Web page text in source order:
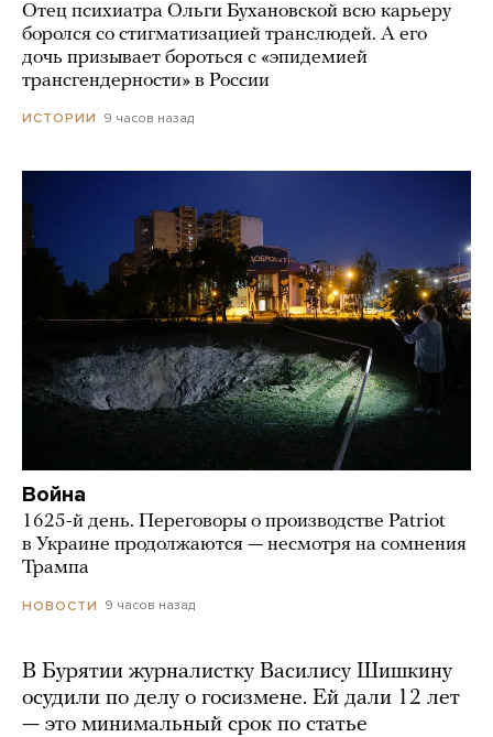
Отец психиатра Ольги Бухановской всю карьеру
боролся со стигматизацией транслюдей. А его
дочь призывает бороться с «эпидемией
трансгендерности» в России
ИСТОРИИ 9 часов назад
Война
1625-й день. Переговоры о производстве Patriot
в Украине продолжаются — несмотря на сомнения
Трампа
НОВОСТИ 9 часов назад
В Бурятии журналистку Василису Шишкину
осудили по делу о госизмене. Ей дали 12 лет
— это минимальный срок по статье